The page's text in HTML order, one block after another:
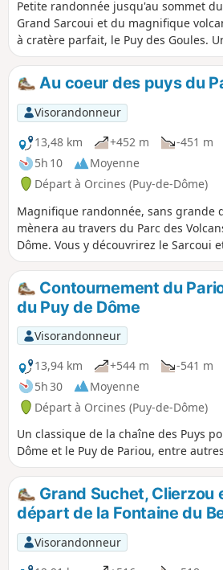
Petite randonnée jusqu'au sommet du
Grand Sarcoui et du magnifique
à cratère parfait, le Puy des Goules.
magnifique vue sur le parc des
depuis chacun des deux sommets.
Randonnée sans difficulté technique,
faire en famille pour découvrir la
des volcans. Ajout modérateur au
13/09/2021 : l'accès aux grottes du
Sarcoui difficile et sommet maintenant
interdit voir les commentaires
Au coeur des puys du
Visorandonneur
13,48 km
+452 m
-451 m
5h 10
Moyenne
Départ à Orcines (Puy-de-Dôme)
Magnifique randonnée, sans grande
mènera au travers du Parc des
Dôme. Vous y découvrirez le Sarcoui
Goules, le Puy de Côme, le Cliersou
le grand Suchet, et le grandiose Puy
chaque puy, vous pourrez apprécier
chaine des puys, le Puy de Dôme, la
Clermont-Ferrand.
Contournement du
du Puy de Dôme
Visorandonneur
13,94 km
+544 m
-541 m
5h 30
Moyenne
Départ à Orcines (Puy-de-Dôme)
Un classique de la chaîne des Puys
Dôme et le Puy de Pariou, entre
Grand Suchet, Clierzou
départ de la Fontaine du
Visorandonneur